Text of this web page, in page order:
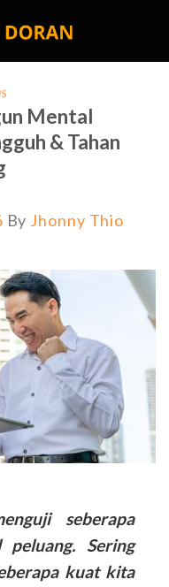
Mental
& Tahan
By Jhonny Thio
seberapa
Sering
kuat kita